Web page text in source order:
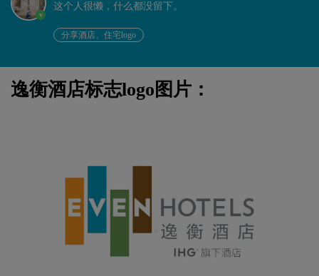
v
这个人很懒，什么都没留下。
分享酒店、住宅logo
逸衡酒店标志logo图片：